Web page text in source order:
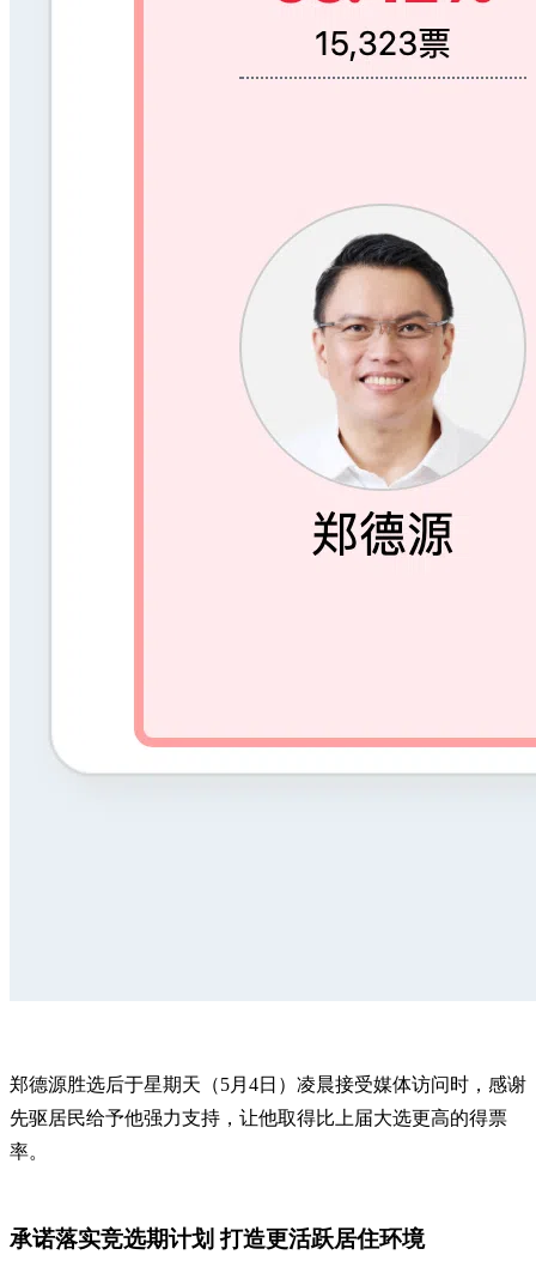
郑德源胜选后于星期天（5月4日）凌晨接受媒体访问时，感谢
先驱居民给予他强力支持，让他取得比上届大选更高的得票
率。
承诺落实竞选期计划 打造更活跃居住环境